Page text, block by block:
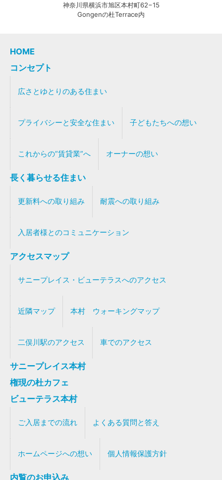
神奈川県横浜市旭区本村町62−15
Gongenの杜Terrace内
HOME
コンセプト
広さとゆとりのある住まい
プライバシーと安全な住まい 子どもたちへの想い
これからの”賃貸業”へ オーナーの想い
長く暮らせる住まい
更新料への取り組み 耐震への取り組み
入居者様とのコミュニケーション
アクセスマップ
サニープレイス・ビューテラスへのアクセス
近隣マップ 本村 ウォーキングマップ
二俣川駅のアクセス 車でのアクセス
サニープレイス本村
権現の杜カフェ
ビューテラス本村
ご入居までの流れ よくある質問と答え
ホームページへの想い 個人情報保護方針
内覧のお申込み